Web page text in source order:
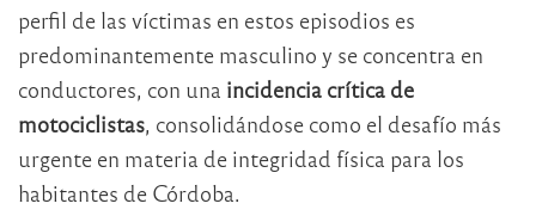
perfil de las víctimas en estos episodios es
predominantemente masculino y se concentra en
conductores, con una incidencia crítica de
motociclistas, consolidándose como el desafío más
urgente en materia de integridad física para los
habitantes de Córdoba.